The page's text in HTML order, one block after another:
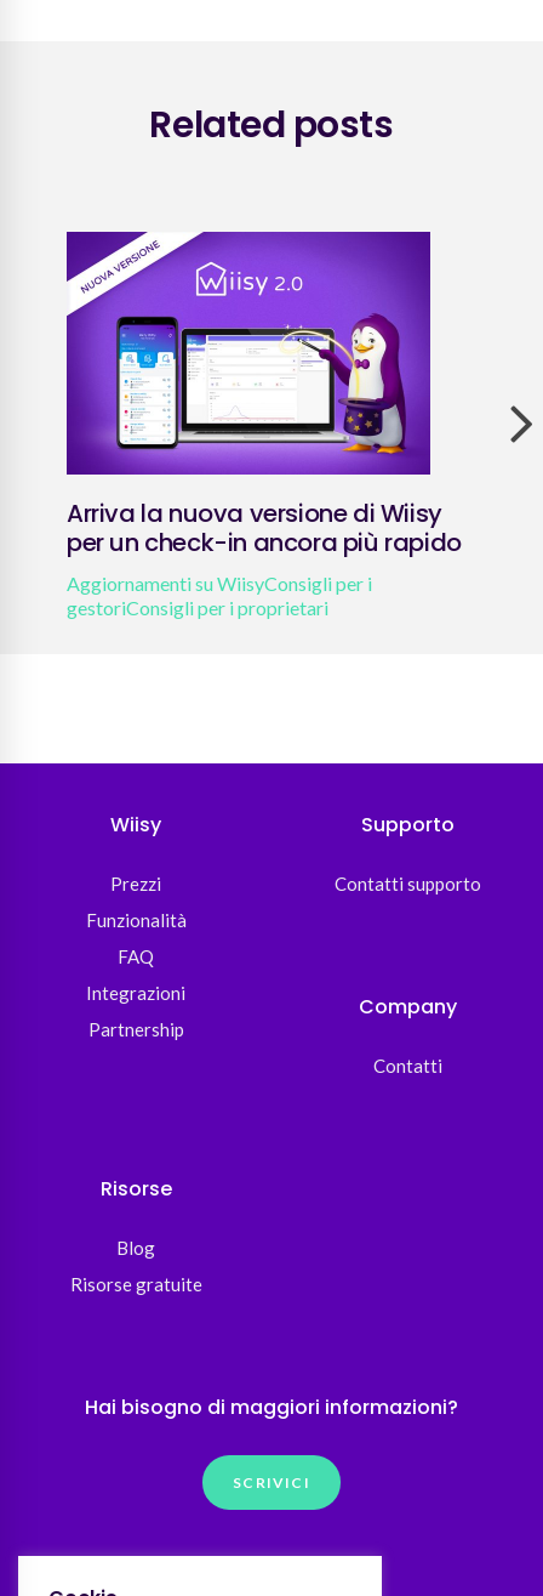
Related posts
Arriva la nuova versione di Wiisy
per un check-in ancora più rapido
Aggiornamenti su WiisyConsigli per i
gestoriConsigli per i proprietari
Wiisy
Prezzi
Funzionalità
FAQ
Integrazioni
Partnership
Supporto
Contatti supporto
Company
Contatti
Risorse
Blog
Risorse gratuite
Hai bisogno di maggiori informazioni?
SCRIVICI